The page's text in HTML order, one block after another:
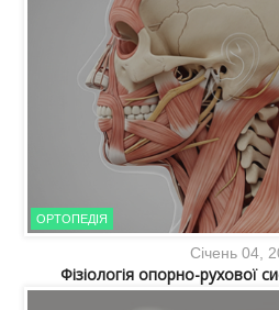
ОРТОПЕДІЯ
Січень 04,
Фізіологія опорно-рухової